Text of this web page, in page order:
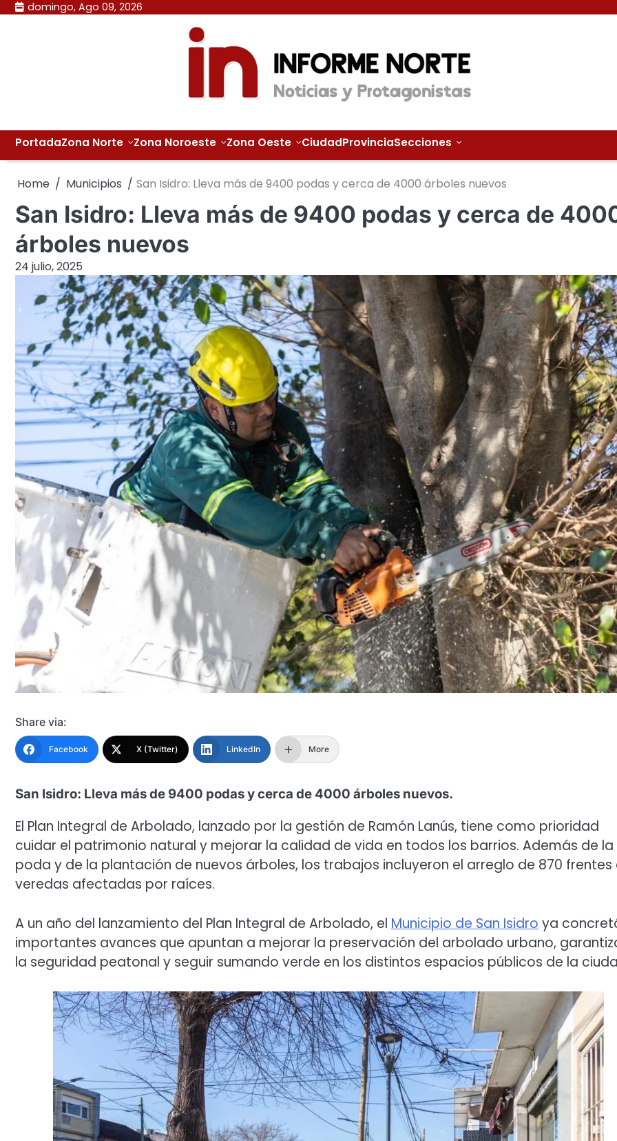
Skip domingo, Ago 09, 2026
PortadaZona Norte Zona Noroeste Zona Oeste CiudadProvinciaSecciones
Home Municipios San Isidro: Lleva más de 9400 podas y cerca de 4000 árboles nuevos
San Isidro: Lleva más de 9400 podas y cerca de
árboles nuevos
24 julio, 2025
Share via:
Facebook X (Twitter) LinkedIn More
San Isidro: Lleva más de 9400 podas y cerca de 4000 árboles nuevos.
El Plan Integral de Arbolado, lanzado por la gestión de Ramón Lanús, tiene como prioridad
cuidar el patrimonio natural y mejorar la calidad de vida en todos los barrios. Además de la
poda y de la plantación de nuevos árboles, los trabajos incluyeron el arreglo de 870 frentes
veredas afectadas por raíces.
A un año del lanzamiento del Plan Integral de Arbolado, el Municipio de San Isidro ya
importantes avances que apuntan a mejorar la preservación del arbolado urbano,
la seguridad peatonal y seguir sumando verde en los distintos espacios públicos de la